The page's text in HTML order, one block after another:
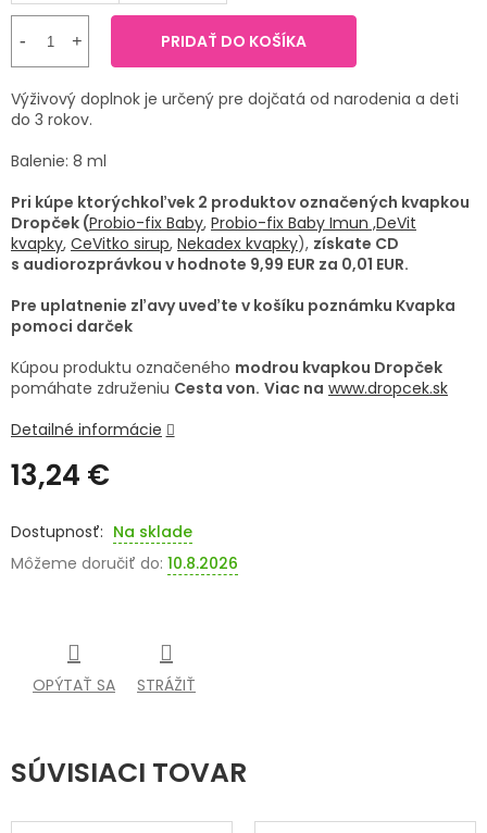
SENIORI
13,24 €
cena:
Na sklade
Môžeme doručiť do: 10.8.2026
PRIDAŤ DO KOŠÍKA
Výživový doplnok je určený pre dojčatá od narodenia a deti
do 3 rokov.
Balenie: 8 ml
Pri kúpe ktorýchkoľvek 2 produktov označených kvapkou
Dropček (Probio-fix Baby, Probio-fix Baby Imun ,DeVit
kvapky, CeVitko sirup, Nekadex kvapky), získate CD
s audiorozprávkou v hodnote 9,99 EUR za 0,01 EUR.
Pre uplatnenie zľavy uveďte v košíku poznámku Kvapka
pomoci darček
Kúpou produktu označeného modrou kvapkou Dropček
pomáhate združeniu Cesta von. Viac na www.dropcek.sk
Detailné informácie
OPÝTAŤ SA STRÁŽIŤ
SÚVISIACI TOVAR